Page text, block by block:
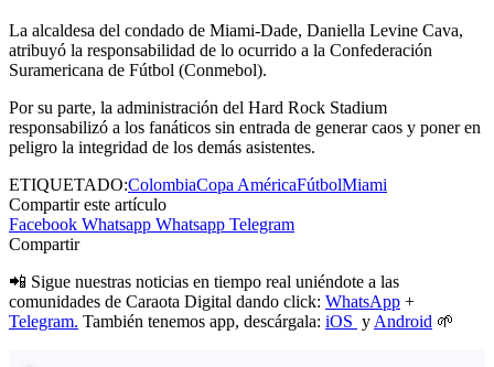
La alcaldesa del condado de Miami-Dade, Daniella Levine Cava,
atribuyó la responsabilidad de lo ocurrido a la Confederación
Suramericana de Fútbol (Conmebol).
Por su parte, la administración del Hard Rock Stadium
responsabilizó a los fanáticos sin entrada de generar caos y poner en
peligro la integridad de los demás asistentes.
ETIQUETADO:ColombiaCopa AméricaFútbolMiami
Compartir este artículo
Facebook Whatsapp Whatsapp Telegram
Compartir
📲 Sigue nuestras noticias en tiempo real uniéndote a las
comunidades de Caraota Digital dando click: WhatsApp +
Telegram. También tenemos app, descárgala: iOS y Android 🌱